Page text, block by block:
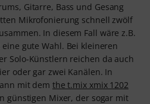
Gitarre, Bass und Gesang
Mikrofonierung schnell zwölf
In diesem Fall wäre z.B.
eine gute Wahl. Bei kleineren
Solo-Künstlern reichen da auch
oder gar zwei Kanälen. In
mit dem the t.mix xmix 1202
günstigen Mixer, der sogar mit